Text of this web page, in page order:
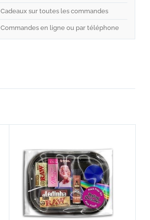
Cadeaux sur toutes les commandes
Commandes en ligne ou par téléphone